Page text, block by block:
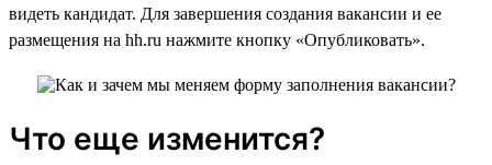
видеть кандидат. Для завершения создания вакансии и ее
размещения на hh.ru нажмите кнопку «Опубликовать».
Что еще изменится?